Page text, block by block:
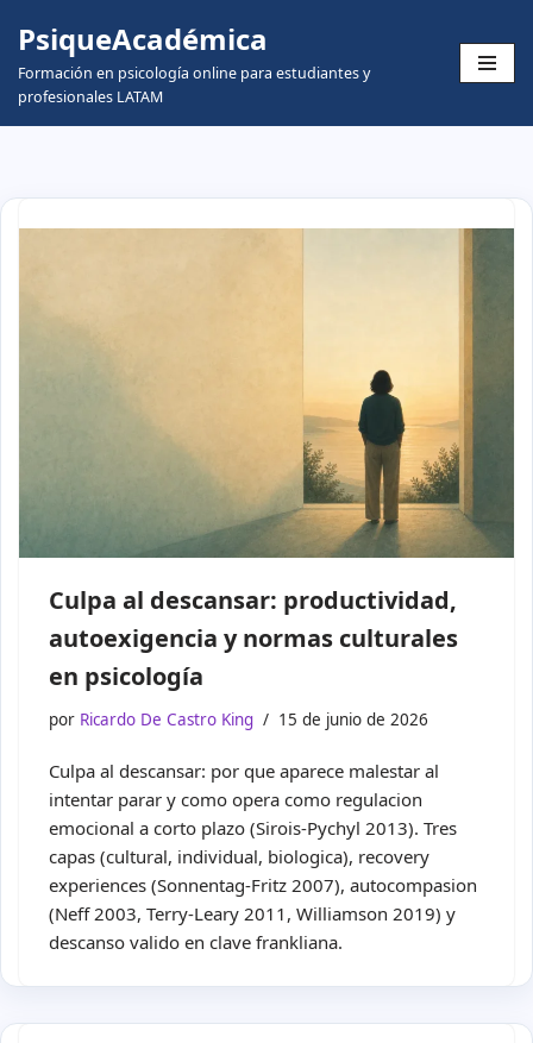
Skip
to
content
PsiqueAcadémica
Formación en psicología online para estudiantes y
profesionales LATAM
Culpa al descansar: productividad,
autoexigencia y normas culturales
en psicología
por Ricardo De Castro King 15 de junio de 2026
Culpa al descansar: por que aparece malestar al
intentar parar y como opera como regulacion
emocional a corto plazo (Sirois-Pychyl 2013). Tres
capas (cultural, individual, biologica), recovery
experiences (Sonnentag-Fritz 2007), autocompasion
(Neff 2003, Terry-Leary 2011, Williamson 2019) y
descanso valido en clave frankliana.